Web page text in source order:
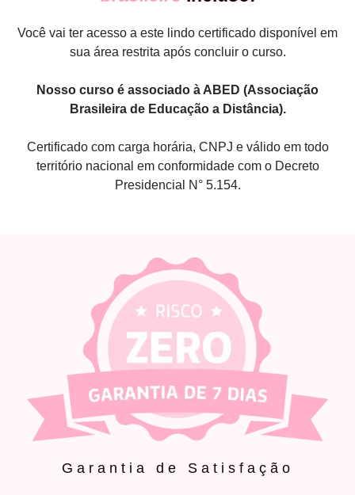
Você vai ter acesso a este lindo certificado disponível em
sua área restrita após concluir o curso.
Nosso curso é associado à ABED (Associação
Brasileira de Educação a Distância).
Certificado com carga horária, CNPJ e válido em todo
território nacional em conformidade com o Decreto
Presidencial N° 5.154.
Garantia de Satisfação